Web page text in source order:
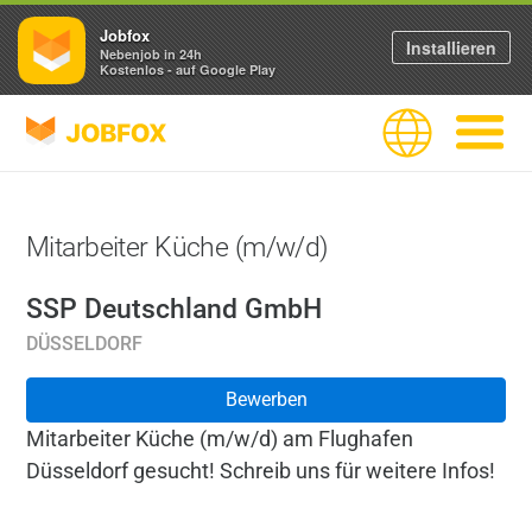
JOBFOX Sprache
Mitarbeiter Küche (m/w/d)
SSP Deutschland GmbH
DÜSSELDORF
Bewerben
Mitarbeiter Küche (m/w/d) am Flughafen
Düsseldorf gesucht! Schreib uns für weitere Infos!
Jobfox
Nebenjob in 24h
Kostenlos - auf Google Play
Installieren